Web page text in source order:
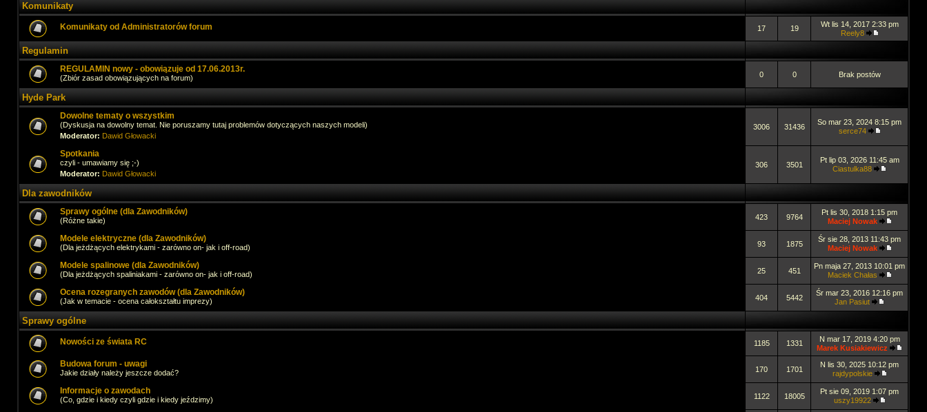
Komunikaty
Komunikaty od Administratorów forum 17 19
Wt lis 14, 2017 2:33 pm
Reely8
Regulamin
REGULAMIN nowy - obowiązuje od 17.06.2013r.
(Zbiór zasad obowiązujących na forum) 0 0 Brak postów
Hyde Park
Dowolne tematy o wszystkim
(Dyskusja na dowolny temat. Nie poruszamy tutaj problemów dotyczących naszych modeli)
Moderator: Dawid Głowacki
3006 31436
So mar 23, 2024 8:15 pm
serce74
Spotkania
czyli - umawiamy się ;-)
Moderator: Dawid Głowacki
306 3501
Pt lip 03, 2026 11:45 am
Ciastulka88
Dla zawodników
Sprawy ogólne (dla Zawodników)
(Różne takie) 423 9764
Pt lis 30, 2018 1:15 pm
Maciej Nowak
Modele elektryczne (dla Zawodników)
(Dla jeżdżących elektrykami - zarówno on- jak i off-road) 93 1875
Śr sie 28, 2013 11:43 pm
Maciej Nowak
Modele spalinowe (dla Zawodników)
(Dla jeżdżących spaliniakami - zarówno on- jak i off-road) 25 451
Pn maja 27, 2013 10:01 pm
Maciek Chałas
Ocena rozegranych zawodów (dla Zawodników)
(Jak w temacie - ocena całokształtu imprezy) 404 5442
Śr mar 23, 2016 12:16 pm
Jan Pasiut
Sprawy ogólne
Nowości ze świata RC 1185 1331
N mar 17, 2019 4:20 pm
Marek Kusiakiewicz
Budowa forum - uwagi
Jakie działy należy jeszcze dodać? 170 1701
N lis 30, 2025 10:12 pm
rajdypolskie
Informacje o zawodach
(Co, gdzie i kiedy czyli gdzie i kiedy jeździmy) 1122 18005
Pt sie 09, 2019 1:07 pm
uszy19922